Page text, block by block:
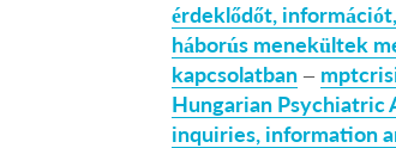
érdeklődőt,
háborús menekültek
kapcsolatban –
Hungarian Psychiatric
inquiries, information